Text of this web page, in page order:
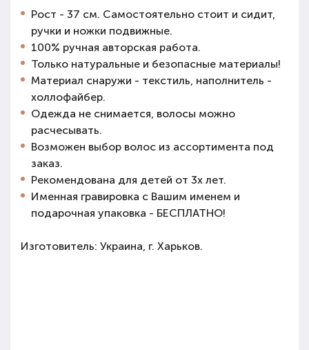
Рост - 37 см. Самостоятельно стоит и сидит,
ручки и ножки подвижные.
100% ручная авторская работа.
Только натуральные и безопасные материалы!
Материал снаружи - текстиль, наполнитель -
холлофайбер.
Одежда не снимается, волосы можно
расчесывать.
Возможен выбор волос из ассортимента под
заказ.
Рекомендована для детей от 3х лет.
Именная гравировка с Вашим именем и
подарочная упаковка - БЕСПЛАТНО!
Изготовитель: Украина, г. Харьков.